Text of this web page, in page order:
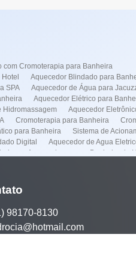
com Cromoterapia para Banheira
Aquecedor Blindado para
SPA Aquecedor de Água para
Aquecedor Elétrico para
Hidromassagem
Aquecedor
Cromoterapia para Banheira
para Banheira
Sistema de
Digital
Aquecedor de Agua
Aquecedores para Banheira de
Banheira Simples
Spa
de Hidromassagens
Automação de Spa
Aquecedor Banheira Hidro em Itaim
98170-8130